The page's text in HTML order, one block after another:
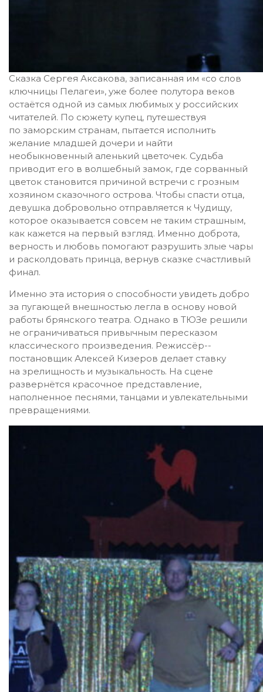
Сказка Сергея Аксакова, записанная им «со слов
ключницы Пелагеи», уже более полутора веков
остаётся одной из самых любимых у российских
читателей. По сюжету купец, путешествуя
по заморским странам, пытается исполнить
желание младшей дочери и найти
необыкновенный аленький цветочек. Судьба
приводит его в волшебный замок, где сорванный
цветок становится причиной встречи с грозным
хозяином сказочного острова. Чтобы спасти отца,
девушка добровольно отправляется к Чудищу,
которое оказывается совсем не таким страшным,
как кажется на первый взгляд. Именно доброта,
верность и любовь помогают разрушить злые чары
и расколдовать принца, вернув сказке счастливый
финал.
Именно эта история о способности увидеть добро
за пугающей внешностью легла в основу новой
работы брянского театра. Однако в ТЮЗе решили
не ограничиваться привычным пересказом
классического произведения. Режиссёр-­
постановщик Алексей Кизеров делает ставку
на зрелищность и музыкальность. На сцене
развернётся красочное представление,
наполненное песнями, танцами и увлекательными
превращениями.